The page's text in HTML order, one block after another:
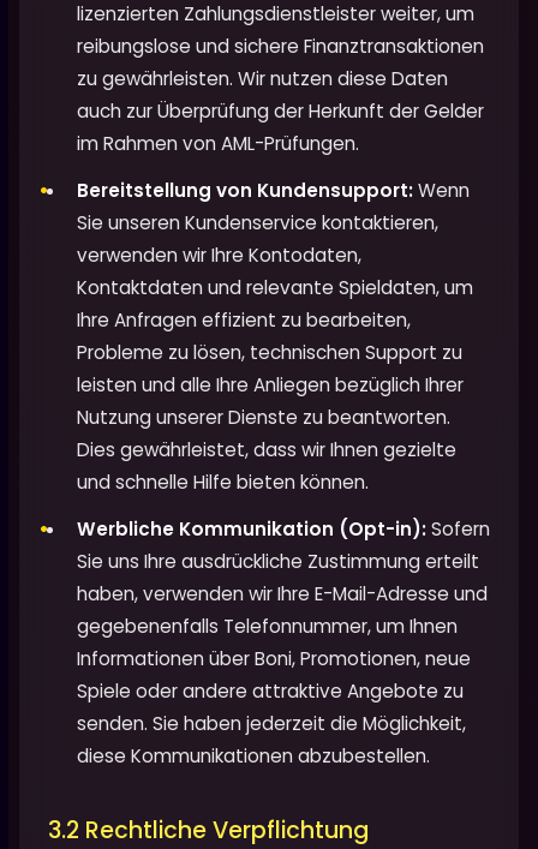
lizenzierten Zahlungsdienstleister weiter, um
reibungslose und sichere Finanztransaktionen
zu gewährleisten. Wir nutzen diese Daten
auch zur Überprüfung der Herkunft der Gelder
im Rahmen von AML-Prüfungen.
Bereitstellung von Kundensupport:Wenn
Sie unseren Kundenservice kontaktieren,
verwenden wir Ihre Kontodaten,
Kontaktdaten und relevante Spieldaten, um
Ihre Anfragen effizient zu bearbeiten,
Probleme zu lösen, technischen Support zu
leisten und alle Ihre Anliegen bezüglich Ihrer
Nutzung unserer Dienste zu beantworten.
Dies gewährleistet, dass wir Ihnen gezielte
und schnelle Hilfe bieten können.
Werbliche Kommunikation (Opt-in):Sofern
Sie uns Ihre ausdrückliche Zustimmung erteilt
haben, verwenden wir Ihre E-Mail-Adresse und
gegebenenfalls Telefonnummer, um Ihnen
Informationen über Boni, Promotionen, neue
Spiele oder andere attraktive Angebote zu
senden. Sie haben jederzeit die Möglichkeit,
diese Kommunikationen abzubestellen.
3.2 Rechtliche Verpflichtung